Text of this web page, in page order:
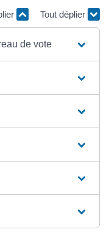
Tout déplier
de vote